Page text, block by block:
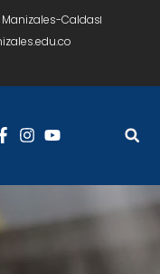
Manizales-Caldas